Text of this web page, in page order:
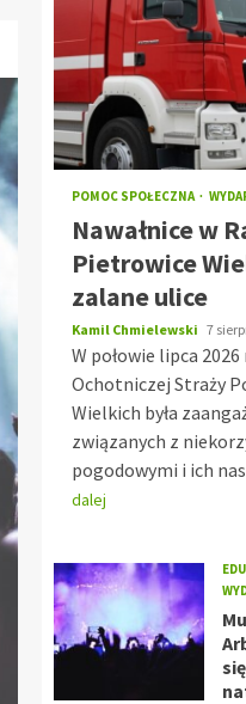
POMOC SPOŁECZNA
Nawałnice w
Pietrowice
zalane ulice
Kamil Chmielewski 7
W połowie lipca
Ochotniczej Straży
Wielkich była
związanych z
pogodowymi i ich
dalej